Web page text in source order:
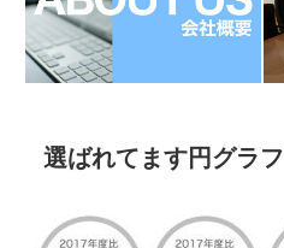
選ばれてます円グラフ